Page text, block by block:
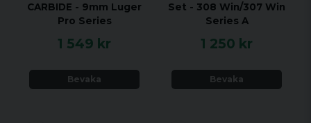
CARBIDE - 9mm Luger
Pro Series
1 549 kr
Bevaka
Set - 308 Win/307 Win
Series A
1 250 kr
Bevaka